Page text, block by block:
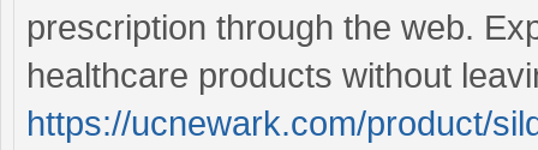
prescription through the web.
healthcare products without
https://ucnewark.com/product/